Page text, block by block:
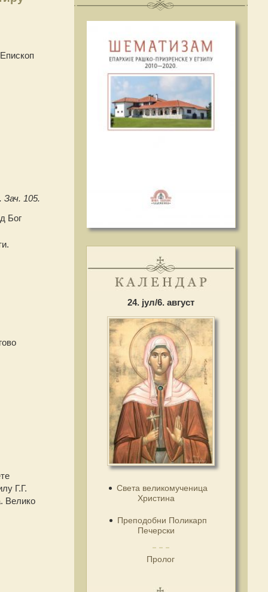
Зач. 105.
Бог
Г.Г.
Велико
24. јул/6. август
Света великомученица
Христина
Преподобни Поликарп
Печерски
Пролог